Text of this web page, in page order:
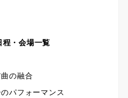
・会場一覧
の融合
パフォーマンス